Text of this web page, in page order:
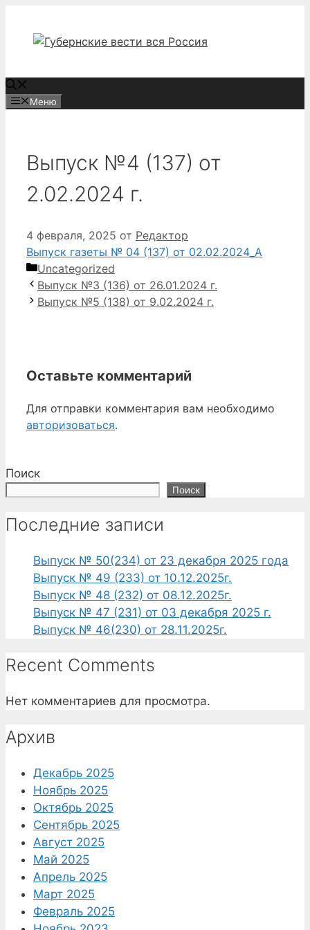
содержимому
Меню
Выпуск №4 (137) от
2.02.2024 г.
4 февраля, 2025 от Редактор
Выпуск газеты № 04 (137) от 02.02.2024_А
Рубрики
Uncategorized
Выпуск №3 (136) от 26.01.2024 г.
Выпуск №5 (138) от 9.02.2024 г.
Оставьте комментарий
Для отправки комментария вам необходимо
авторизоваться.
Поиск
Поиск
Последние записи
Выпуск № 50(234) от 23 декабря 2025 года
Выпуск № 49 (233) от 10.12.2025г.
Выпуск № 48 (232) от 08.12.2025г.
Выпуск № 47 (231) от 03 декабря 2025 г.
Выпуск № 46(230) от 28.11.2025г.
Recent Comments
Нет комментариев для просмотра.
Архив
Декабрь 2025
Ноябрь 2025
Октябрь 2025
Сентябрь 2025
Август 2025
Май 2025
Апрель 2025
Март 2025
Февраль 2025